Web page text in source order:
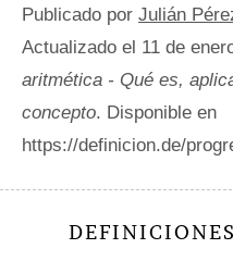
Publicado por Julián
Actualizado el 11 de
aritmética - Qué es,
concepto. Disponible en
https://definicion.de/